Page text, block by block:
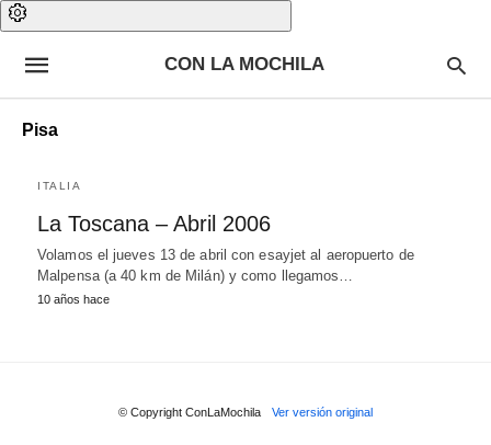
CON LA MOCHILA
Pisa
ITALIA
La Toscana – Abril 2006
Volamos el jueves 13 de abril con esayjet al aeropuerto de
Malpensa (a 40 km de Milán) y como llegamos…
10 años hace
© Copyright ConLaMochila Ver versión original